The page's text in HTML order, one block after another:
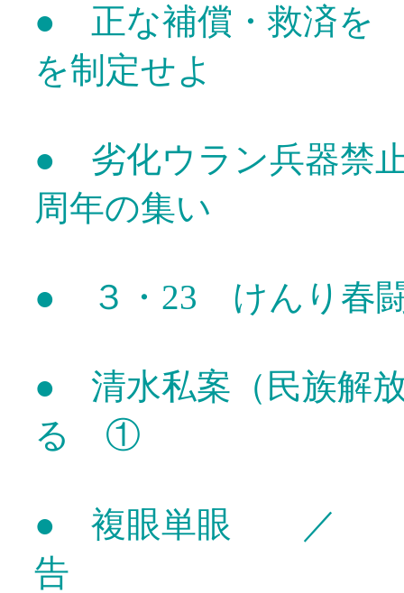
● 正な補償・救済
を制定せよ
● 劣化ウラン兵器禁
周年の集い
● ３・23 けんり春闘
● 清水私案（民族解
る ①
● 複眼単眼 ／ ア
告